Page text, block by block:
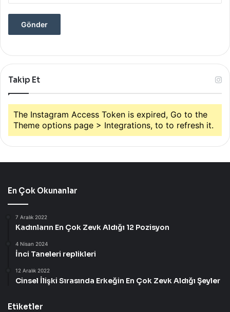
Takip Et
The Instagram Access Token is expired, Go to the
Theme options page > Integrations, to to refresh it.
En Çok Okunanlar
7 Aralık 2022
Kadınların En Çok Zevk Aldığı 12 Pozisyon
4 Nisan 2024
İnci Taneleri replikleri
12 Aralık 2022
Cinsel İlişki Sırasında Erkeğin En Çok Zevk Aldığı Şeyler
Etiketler